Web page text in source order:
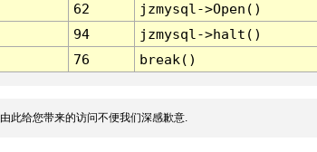
62
jzmysql->Open()
94
jzmysql->halt()
76 break()
此给您带来的访问不便我们深感歉意.